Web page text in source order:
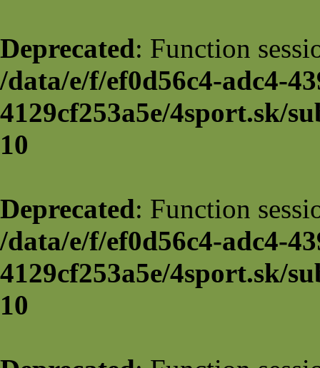
Deprecated: Function
/data/e/f/ef0d56c4-adc4-
4129cf253a5e/4sport.sk/
10
Deprecated: Function
/data/e/f/ef0d56c4-adc4-
4129cf253a5e/4sport.sk/
10